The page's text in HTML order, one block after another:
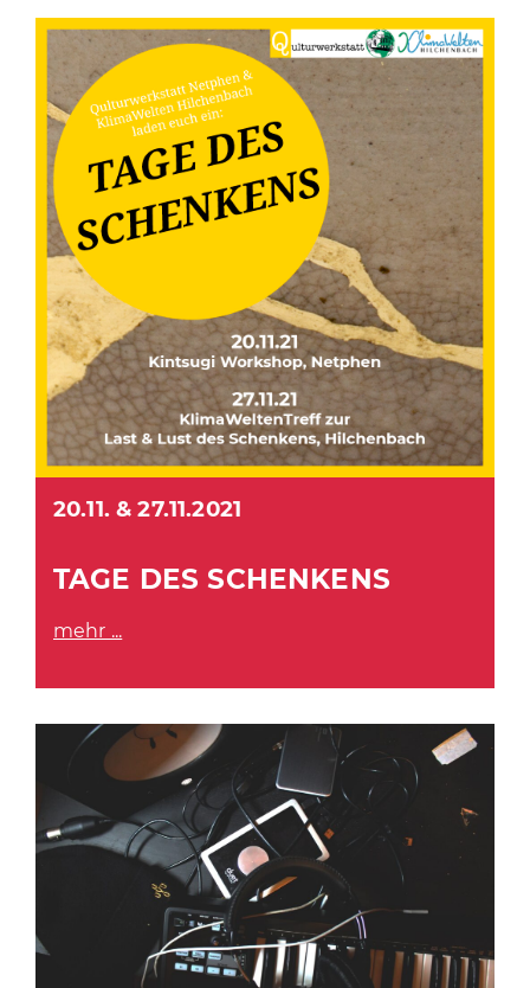
20.11. & 27.11.2021
TAGE DES SCHENKENS
mehr ...